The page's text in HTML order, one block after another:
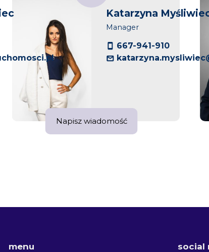
Katarzyna
Manager
667-941-910
Napisz wiadomość
menu social